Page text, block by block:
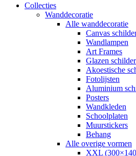
Collecties
Wanddecoratie
Alle wanddecoratie
Canvas
Wandlampen
Art Frames
Glazen
Akoestische
Fotolijsten
Aluminium
Posters
Wandkleden
Schoolplaten
Muurstickers
Behang
Alle overige vormen
XXL